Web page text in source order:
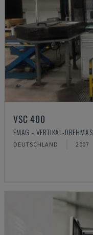
VSC 400
EMAG - VERTIKAL-
DEUTSCHLAND 2007